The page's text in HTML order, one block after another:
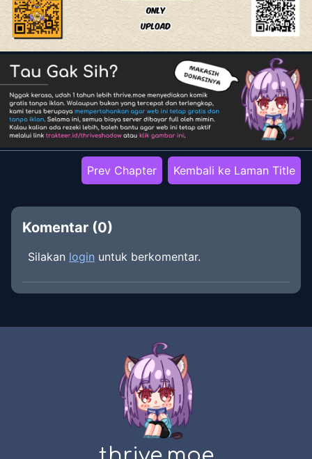
Prev Chapter Kembali ke Laman Title
Komentar (0)
Silakan login untuk berkomentar.